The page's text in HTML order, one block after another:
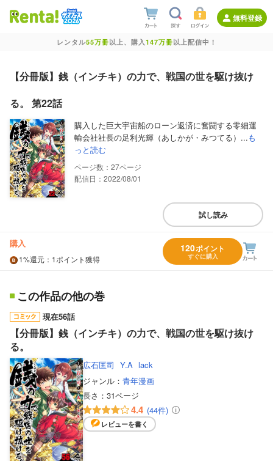
無料登録
レンタル55万冊以上、購入147万冊以上配信中！
【分冊版】銭（インチキ）の力で、戦国の世を駆け抜け
る。 第22話
購入した巨大宇宙船のローン返済に奮闘する零細運
輸会社社長の足利光輝（あしかが・みつてる）...も
っと読む
27
配信日：2022/08/01
試し読み
購入
1%還元 ：1ポイント獲得
120ポイント
すぐに購入
この作品の他の巻
現在56話
【分冊版】銭（インチキ）の力で、戦国の世を駆け抜け
る。
広石匡司 Y.A lack
ジャンル： 青年漫画
長さ： 31ページ
4.4 (44件)
レビューを書く